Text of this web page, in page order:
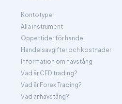
Kontotyper
Alla instrument
Öppettider för handel
Handelsavgifter och kostnader
Information om hävstång
Vad är CFD trading?
Vad är Forex Trading?
Vad är hävstång?